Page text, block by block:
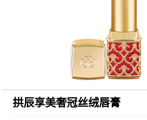
拱辰享美奢冠丝绒唇膏